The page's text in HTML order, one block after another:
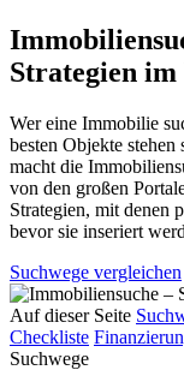
Strategien
Wer eine Immobilie
besten Objekte
macht die
von den großen
Strategien, mit denen
bevor sie inseriert
Suchwege vergleichen
Auf dieser Seite
Checkliste
Suchwege